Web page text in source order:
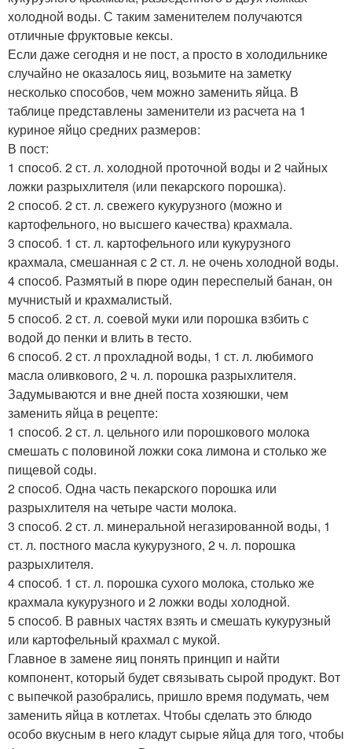
холодной воды. С таким заменителем получаются
отличные фруктовые кексы.
Если даже сегодня и не пост, а просто в холодильнике
случайно не оказалось яиц, возьмите на заметку
несколько способов, чем можно заменить яйца. В
таблице представлены заменители из расчета на 1
куриное яйцо средних размеров:
В пост:
1 способ. 2 ст. л. холодной проточной воды и 2 чайных
ложки разрыхлителя (или пекарского порошка).
2 способ. 2 ст. л. свежего кукурузного (можно и
картофельного, но высшего качества) крахмала.
3 способ. 1 ст. л. картофельного или кукурузного
крахмала, смешанная с 2 ст. л. не очень холодной воды.
4 способ. Размятый в пюре один переспелый банан, он
мучнистый и крахмалистый.
5 способ. 2 ст. л. соевой муки или порошка взбить с
водой до пенки и влить в тесто.
6 способ. 2 ст. л прохладной воды, 1 ст. л. любимого
масла оливкового, 2 ч. л. порошка разрыхлителя.
Задумываются и вне дней поста хозяюшки, чем
заменить яйца в рецепте:
1 способ. 2 ст. л. цельного или порошкового молока
смешать с половиной ложки сока лимона и столько же
пищевой соды.
2 способ. Одна часть пекарского порошка или
разрыхлителя на четыре части молока.
3 способ. 2 ст. л. минеральной негазированной воды, 1
ст. л. постного масла кукурузного, 2 ч. л. порошка
разрыхлителя.
4 способ. 1 ст. л. порошка сухого молока, столько же
крахмала кукурузного и 2 ложки воды холодной.
5 способ. В равных частях взять и смешать кукурузный
или картофельный крахмал с мукой.
Главное в замене яиц понять принцип и найти
компонент, который будет связывать сырой продукт. Вот
с выпечкой разобрались, пришло время подумать, чем
заменить яйца в котлетах. Чтобы сделать это блюдо
особо вкусным в него кладут сырые яйца для того, чтобы